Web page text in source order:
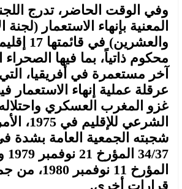
وفي الوقت الحاضر، تدرج
المعنية بإنهاء الاستعمار (لجنة
والعشرين) في
محكوم ذاتياً، بما فيها الصحراء
آخر مستعمرة في أفريقيا،
عرقلة عملية إنهاء الاستعمار
غزو المغرب العسكري
الشرعي
شجبته الجمعية العامة بشدة
المؤرخ 11 نوفمبر
قرارات أخرى.